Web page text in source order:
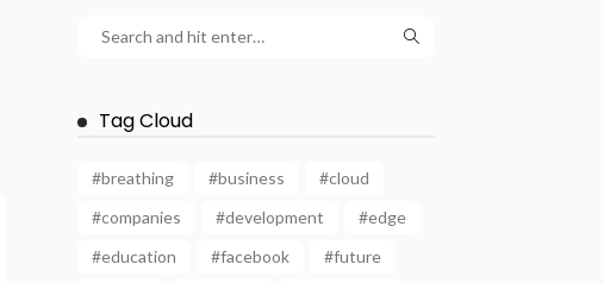
Tag Cloud
#breathing #business
#cloud
#companies
#development
#edge
#education
#facebook
#future